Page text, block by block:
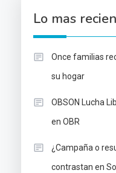
Lo mas
Once familias
su hogar
OBSON Lucha
en OBR
¿Campaña o
contrastan en